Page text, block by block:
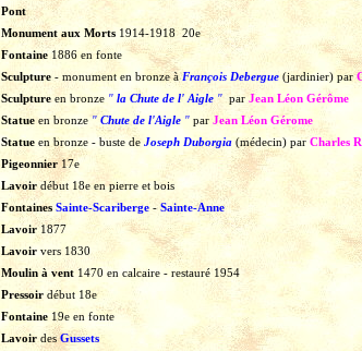
Pont
Monument aux Morts 1914-1918 20e
Fontaine 1886 en fonte
Sculpture - monument en bronze à François Debergue (jardinier) par
Sculpture en bronze " la Chute de l' Aigle " par Jean Léon Gérôme
Statue en bronze " Chute de l'Aigle " par Jean Léon Gérome
Statue en bronze - buste de Joseph Duborgia (médecin) par Charles
Pigeonnier 17e
Lavoir début 18e en pierre et bois
Fontaines Sainte-Scariberge - Sainte-Anne
Lavoir1877
Lavoir vers 1830
Moulin à vent 1470 en calcaire - restauré 1954
Pressoir début 18e
Fontaine 19e en fonte
Lavoir des Gussets